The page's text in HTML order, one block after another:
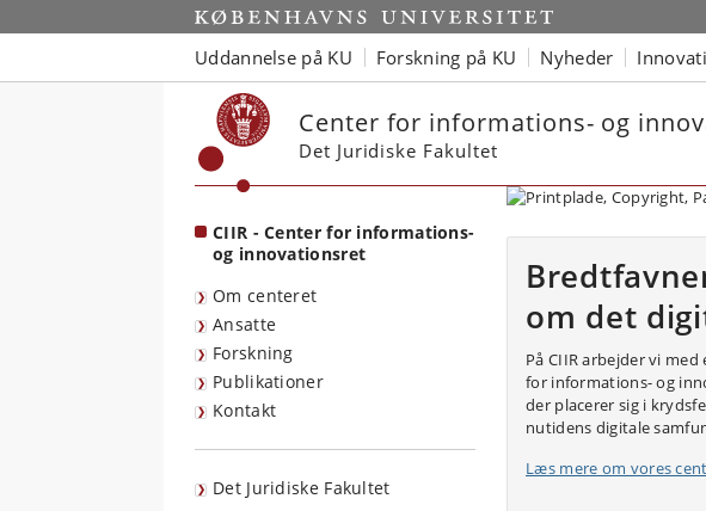
Start
Uddannelse på KU Forskning på KU Nyheder
Center for informations- og
Det Juridiske Fakultet
CIIR - Center for informations-
og innovationsret
Om centeret
Ansatte
Forskning
Publikationer
Kontakt
Det Juridiske Fakultet
om det
På CIIR arbejder vi
for informations- og
der placerer sig i
nutidens digitale
Læs mere om vores